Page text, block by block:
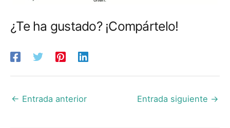
¿Te ha gustado? ¡Compártelo!
← Entrada anterior Entrada siguiente →